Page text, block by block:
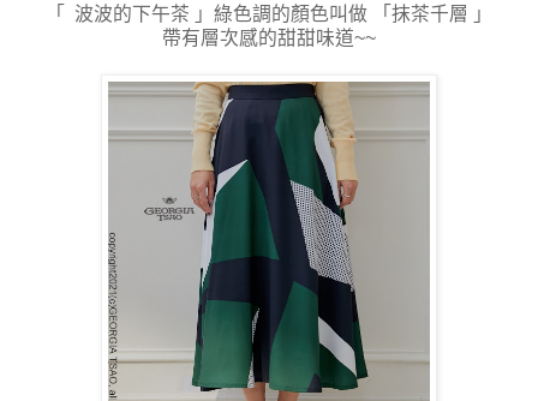
「 波波的下午茶 」綠色調的顏色叫做 「抹茶千層 」
帶有層次感的甜甜味道~~